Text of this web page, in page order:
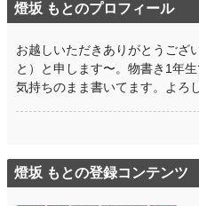
燈坂 もとのプロフィール
お越しいただきありがとうござ
と）と申します〜。物書き1年
気持ちのまま書いてます。よろ
燈坂 もとの登録コンテンツ